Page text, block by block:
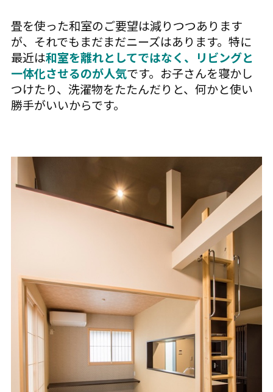
畳を使った和室のご要望は減りつつあります
が、それでもまだまだニーズはあります。特に
最近は和室を離れとしてではなく、リビングと
一体化させるのが人気です。お子さんを寝かし
つけたり、洗濯物をたたんだりと、何かと使い
勝手がいいからです。